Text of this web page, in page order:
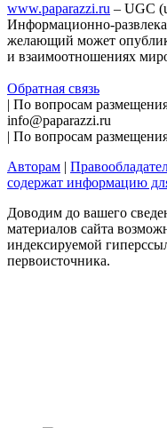
www.paparazzi.ru – UGC
Информационно-
желающий может
и взаимоотношениях
Обратная связь
| По вопросам
info@paparazzi.ru
| По вопросам
Авторам |
содержат информацию
Доводим до вашего
материалов сайта
индексируемой
первоисточника.